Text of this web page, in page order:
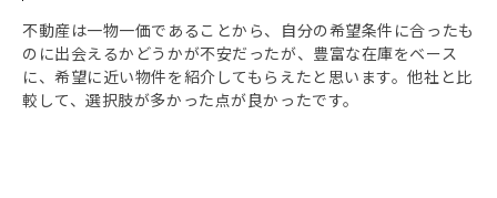
不動産は一物一価であることから、自分の希望条件に合ったも
のに出会えるかどうかが不安だったが、豊富な在庫をベース
に、希望に近い物件を紹介してもらえたと思います。他社と比
較して、選択肢が多かった点が良かったです。